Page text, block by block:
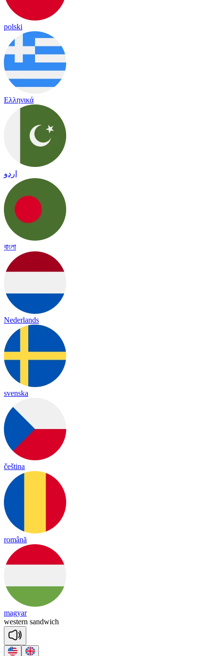
polski
Ελληνικά
اردو
বাংলা
Nederlands
svenska
čeština
română
magyar
western sandwich